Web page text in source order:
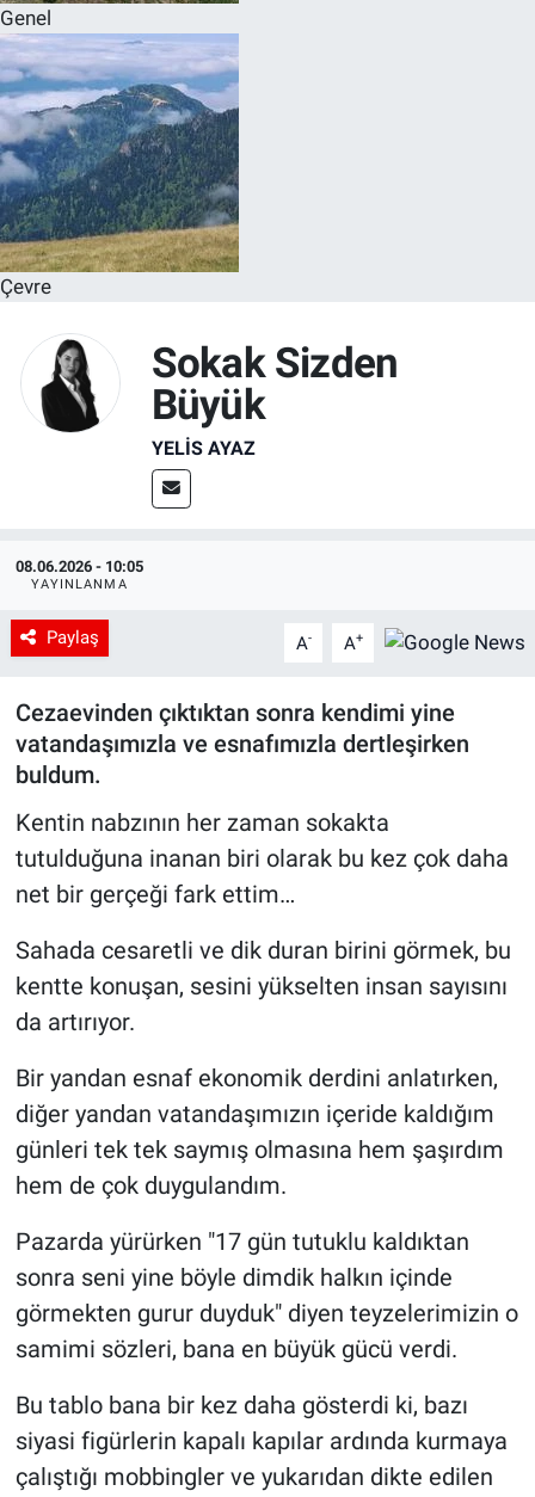
Genel
Çevre
Sokak Sizden
Büyük
YELIS AYAZ
08.06.2026 - 10:05
YAYINLANMA
Paylaş A- A+
Cezaevinden çıktıktan sonra kendimi yine
vatandaşımızla ve esnafımızla dertleşirken
buldum.
Kentin nabzının her zaman sokakta
tutulduğuna inanan biri olarak bu kez çok daha
net bir gerçeği fark ettim…
Sahada cesaretli ve dik duran birini görmek, bu
kentte konuşan, sesini yükselten insan sayısını
da artırıyor.
Bir yandan esnaf ekonomik derdini anlatırken,
diğer yandan vatandaşımızın içeride kaldığım
günleri tek tek saymış olmasına hem şaşırdım
hem de çok duygulandım.
Pazarda yürürken "17 gün tutuklu kaldıktan
sonra seni yine böyle dimdik halkın içinde
görmekten gurur duyduk" diyen teyzelerimizin o
samimi sözleri, bana en büyük gücü verdi.
Bu tablo bana bir kez daha gösterdi ki, bazı
siyasi figürlerin kapalı kapılar ardında kurmaya
çalıştığı mobbingler ve yukarıdan dikte edilen